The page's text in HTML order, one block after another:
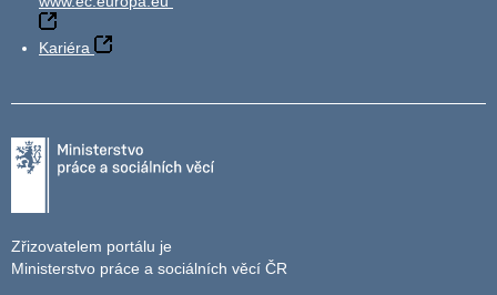
Kariéra
Zřizovatelem portálu je
Ministerstvo práce a sociálních věcí ČR